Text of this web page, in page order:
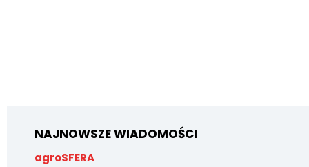
NAJNOWSZE WIADOMOŚCI
agroSFERA